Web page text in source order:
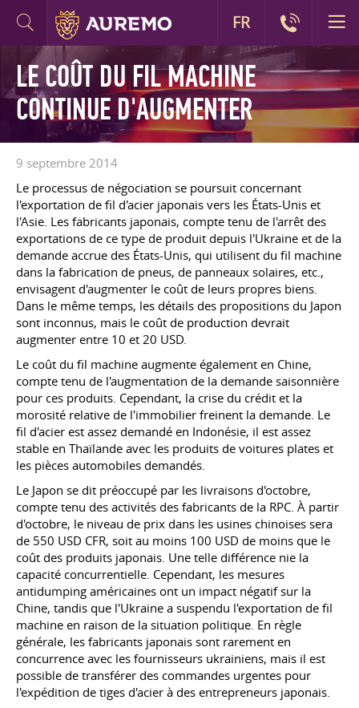
LE COÛT DU FIL MACHINE
CONTINUE D'AUGMENTER
9 septembre 2014
Le processus de négociation se poursuit concernant
l'exportation de fil d'acier japonais vers les États-Unis et
l'Asie. Les fabricants japonais, compte tenu de l'arrêt des
exportations de ce type de produit depuis l'Ukraine et de la
demande accrue des États-Unis, qui utilisent du fil machine
dans la fabrication de pneus, de panneaux solaires, etc.,
envisagent d'augmenter le coût de leurs propres biens.
Dans le même temps, les détails des propositions du Japon
sont inconnus, mais le coût de production devrait
augmenter entre 10 et 20 USD.
Le coût du fil machine augmente également en Chine,
compte tenu de l'augmentation de la demande saisonnière
pour ces produits. Cependant, la crise du crédit et la
morosité relative de l'immobilier freinent la demande. Le
fil d'acier est assez demandé en Indonésie, il est assez
stable en Thaïlande avec les produits de voitures plates et
les pièces automobiles demandés.
Le Japon se dit préoccupé par les livraisons d'octobre,
compte tenu des activités des fabricants de la RPC. À partir
d'octobre, le niveau de prix dans les usines chinoises sera
de 550 USD CFR, soit au moins 100 USD de moins que le
coût des produits japonais. Une telle différence nie la
capacité concurrentielle. Cependant, les mesures
antidumping américaines ont un impact négatif sur la
Chine, tandis que l'Ukraine a suspendu l'exportation de fil
machine en raison de la situation politique. En règle
générale, les fabricants japonais sont rarement en
concurrence avec les fournisseurs ukrainiens, mais il est
possible de transférer des commandes urgentes pour
l'expédition de tiges d'acier à des entrepreneurs japonais.
FR